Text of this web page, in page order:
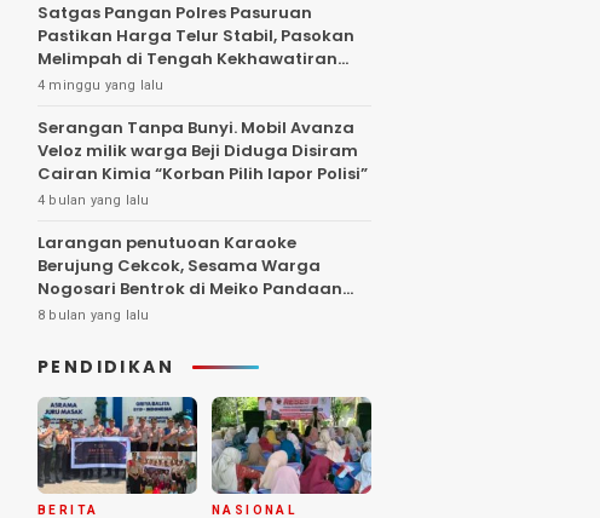
Satgas Pangan Polres Pasuruan
Pastikan Harga Telur Stabil, Pasokan
Melimpah di Tengah Kekhawatiran
Fluktuasi
4 minggu yang lalu
Serangan Tanpa Bunyi. Mobil Avanza
Veloz milik warga Beji Diduga Disiram
Cairan Kimia “Korban Pilih lapor Polisi”
4 bulan yang lalu
Larangan penutuoan Karaoke
Berujung Cekcok, Sesama Warga
Nogosari Bentrok di Meiko Pandaan
Hingga Larut Malam
8 bulan yang lalu
PENDIDIKAN
BERITA NASIONAL